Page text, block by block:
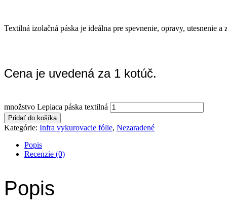
Textilná izolačná páska je ideálna pre spevnenie, opravy, utesnenie a
Cena je uvedená za 1 kotúč.
množstvo Lepiaca páska textilná
Pridať do košíka
Kategórie: Infra vykurovacie fólie, Nezaradené
Popis
Recenzie (0)
Popis